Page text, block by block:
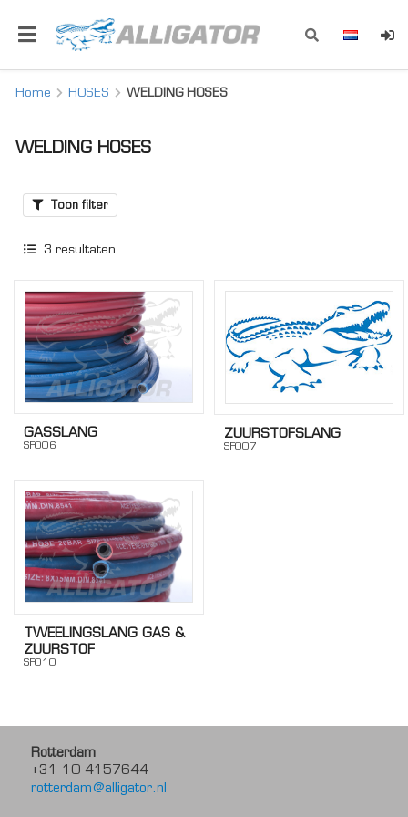
Home HOSES WELDING HOSES
WELDING HOSES
Toon filter
3 resultaten
GASSLANG
SF006
ZUURSTOFSLANG
SF007
TWEELINGSLANG GAS &
ZUURSTOF
SF010
Rotterdam
+31 10 4157644
rotterdam@alligator.nl